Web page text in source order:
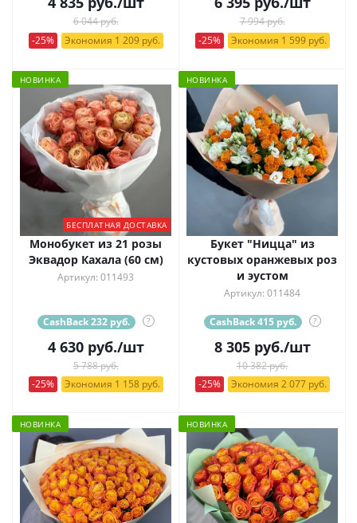
6 044 руб.
-25%
Экономия 1 209 руб.
7 994 руб.
-25%
Экономия 1 599 руб.
НОВИНКА
БЕСПЛАТНАЯ ДОСТАВКА
Монобукет из 21 розы
Эквадор Кахала (60 см)
Артикул: 011493
CashBack 232 руб. ?
4 630руб./шт
5 788 руб.
-25%
Экономия 1 158 руб.
НОВИНКА
Букет "Ницца" из
кустовых оранжевых роз
и эустом
Артикул: 011484
CashBack 415 руб. ?
8 305руб./шт
10 382 руб.
-25%
Экономия 2 077 руб.
НОВИНКА НОВИНКА